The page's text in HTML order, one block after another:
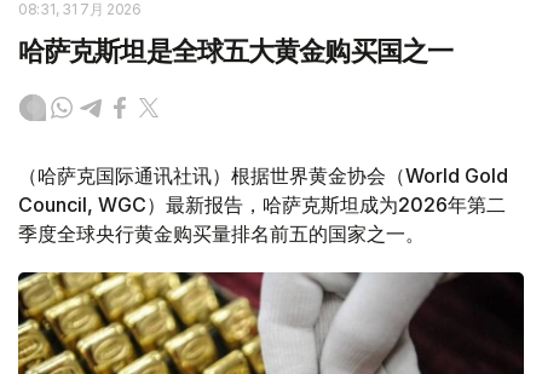
08:31, 31 7月 2026
哈萨克斯坦是全球五大黄金购买国之一
（哈萨克国际通讯社讯）根据世界黄金协会（World Gold
Council, WGC）最新报告，哈萨克斯坦成为2026年第二
季度全球央行黄金购买量排名前五的国家之一。